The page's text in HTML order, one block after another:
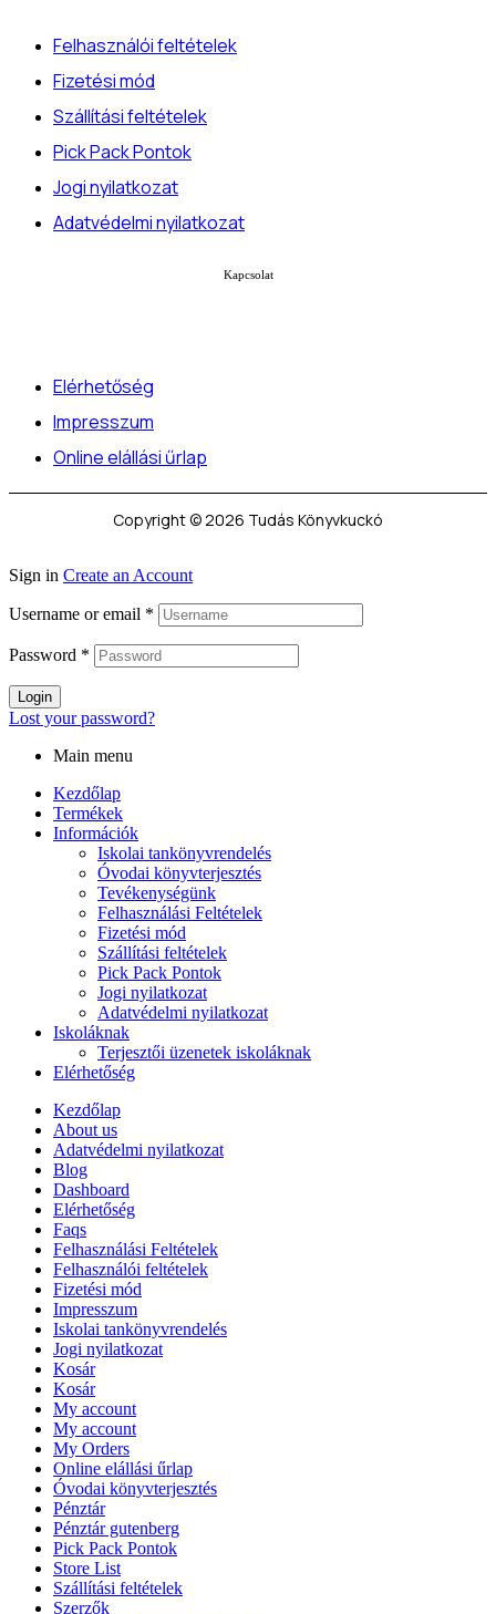
Felhasználói feltételek
Fizetési mód
Szállítási feltételek
Pick Pack Pontok
Jogi nyilatkozat
Adatvédelmi nyilatkozat
Kapcsolat
Elérhetőség
Impresszum
Online elállási űrlap
Copyright © 2026 Tudás Könyvkuckó
Sign in Create an Account
Username or email *
Password *
Login
Lost your password?
Main menu
Kezdőlap
Termékek
Információk
Iskolai tankönyvrendelés
Óvodai könyvterjesztés
Tevékenységünk
Felhasználási Feltételek
Fizetési mód
Szállítási feltételek
Pick Pack Pontok
Jogi nyilatkozat
Adatvédelmi nyilatkozat
Iskoláknak
Terjesztői üzenetek iskoláknak
Elérhetőség
Kezdőlap
About us
Adatvédelmi nyilatkozat
Blog
Dashboard
Elérhetőség
Faqs
Felhasználási Feltételek
Felhasználói feltételek
Fizetési mód
Impresszum
Iskolai tankönyvrendelés
Jogi nyilatkozat
Kosár
Kosár
My account
My account
My Orders
Online elállási űrlap
Óvodai könyvterjesztés
Pénztár
Pénztár gutenberg
Pick Pack Pontok
Store List
Szállítási feltételek
Szerzők